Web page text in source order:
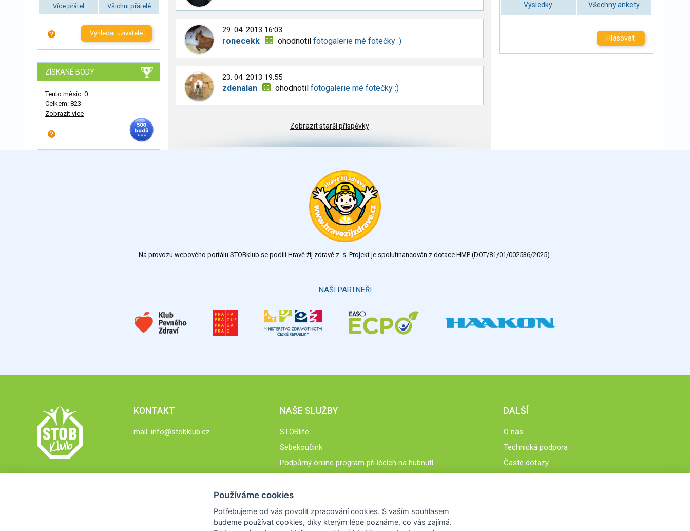
Více přátel Všichni přátelé
Vyhledat uživatele
ZÍSKANÉ BODY
Tento měsíc: 0
Celkem: 823
Zobrazit více
29. 04. 2013 16:03
ronecekk ohodnotilfotogalerie mé fotečky :)
23. 04. 2013 19:55
zdenalan ohodnotilfotogalerie mé fotečky :)
Zobrazit starší příspěvky
Výsledky Všechny ankety
Hlasovat
Na provozu webového portálu STOBklub se podílí Hravě žij zdravě z. s. Projekt je spolufinancován z dotace HMP (DOT/81/01/002536/2025).
NAŠI PARTNEŘI
KONTAKT
mail: info@stobklub.cz
NAŠE SLUŽBY
STOBlife
Sebekoučink
Podpůrný online program při lécích na hubnutí
DALŠÍ
O nás
Technická podpora
Časté dotazy
Používáme cookies
Potřebujeme od vás povolit zpracování cookies. S vaším souhlasem
budeme používat cookies, díky kterým lépe poznáme, co vás zajímá.